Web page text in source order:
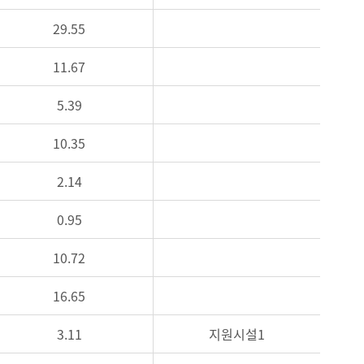
29.55
11.67
5.39
10.35
2.14
0.95
10.72
16.65
3.11
지원시설1